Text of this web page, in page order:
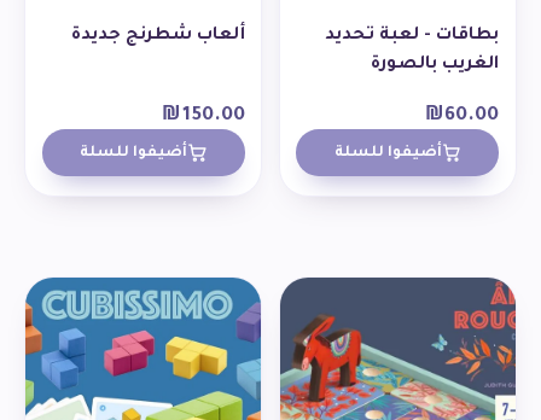
بطاقات - لعبة تحديد
الغريب بالصورة
₪60.00
أضيفوا للسلة
ألعاب شطرنج جديدة
₪150.00
أضيفوا للسلة